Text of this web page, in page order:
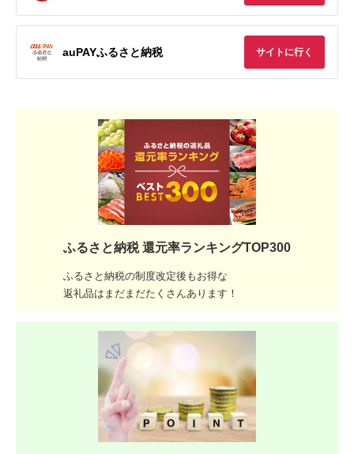
auPAYふるさと納税 サイトに行く
ふるさと納税 還元率ランキングTOP300
ふるさと納税の制度改定後もお得な
返礼品はまだまだたくさんあります！